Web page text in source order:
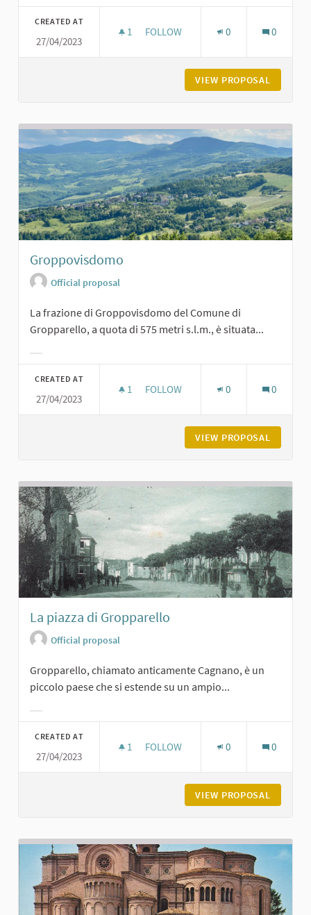
CREATED AT
27/04/2023
1 1 FOLLOWER
FOLLOW 0 0
VIEW PROPOSAL
Groppovisdomo
Official proposal
La frazione di Groppovisdomo del Comune di
Gropparello, a quota di 575 metri s.l.m., è situata...
CREATED AT
27/04/2023
1 1 FOLLOWER
FOLLOW 0 0
VIEW PROPOSAL
La piazza di Gropparello
Official proposal
Gropparello, chiamato anticamente Cagnano, è un
piccolo paese che si estende su un ampio...
CREATED AT
27/04/2023
1 1 FOLLOWER
FOLLOW 0 0
VIEW PROPOSAL